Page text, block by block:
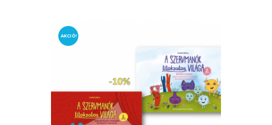
AKCIÓ!